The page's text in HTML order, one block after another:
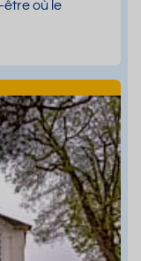
où le